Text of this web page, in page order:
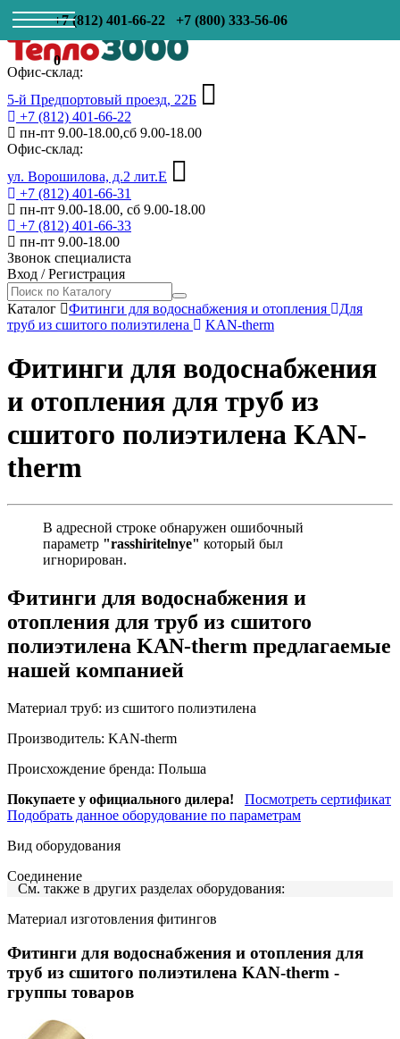
+7 (812) 401-66-22 +7 (800) 333-56-06
0
Офис-склад:
5-й Предпортовый проезд, 22Б
+7 (812) 401-66-22
пн-пт 9.00-18.00,сб 9.00-18.00
Офис-склад:
ул. Ворошилова, д.2 лит.Е
+7 (812) 401-66-31
пн-пт 9.00-18.00, сб 9.00-18.00
+7 (812) 401-66-33
пн-пт 9.00-18.00
Звонок специалиста
Вход /Регистрация
Каталог Фитинги для водоснабжения и отопления
Для
труб из сшитого полиэтилена
KAN-therm
Фитинги для водоснабжения
и отопления для труб из
сшитого полиэтилена KAN-
therm
В адресной строке обнаружен ошибочный
параметр "rasshiritelnye" который был
игнорирован.
Фитинги для водоснабжения и
отопления для труб из сшитого
полиэтилена KAN-therm предлагаемые
нашей компанией
Материал труб: из сшитого полиэтилена
Производитель: KAN-therm
Происхождение бренда: Польша
Покупаете у официального дилера!
Посмотреть сертификат
Подобрать данное оборудование по параметрам
Вид оборудования
Соединение
См. также в других разделах оборудования:
Материал изготовления фитингов
Фитинги для водоснабжения и отопления для
труб из сшитого полиэтилена KAN-therm -
группы товаров